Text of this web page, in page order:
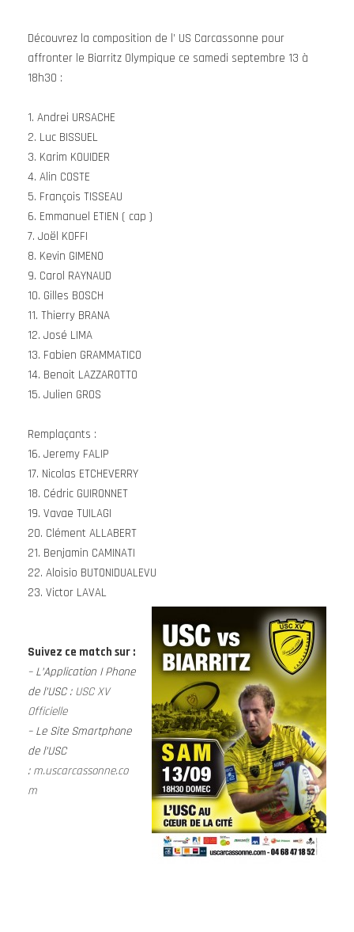
Découvrez la composition de l’ US Carcassonne pour
affronter le Biarritz Olympique ce samedi septembre 13 à
18h30 :
1. Andrei URSACHE
2. Luc BISSUEL
3. Karim KOUIDER
4. Alin COSTE
5. François TISSEAU
6. Emmanuel ETIEN ( cap )
7. Joël KOFFI
8. Kevin GIMENO
9. Carol RAYNAUD
10. Gilles BOSCH
11. Thierry BRANA
12. José LIMA
13. Fabien GRAMMATICO
14. Benoit LAZZAROTTO
15. Julien GROS
Remplaçants :
16. Jeremy FALIP
17. Nicolas ETCHEVERRY
18. Cédric GUIRONNET
19. Vavae TUILAGI
20. Clément ALLABERT
21. Benjamin CAMINATI
22. Aloisio BUTONIDUALEVU
23. Victor LAVAL
Suivez ce match sur :
– L’Application I Phone
de l’USC : USC XV
Officielle
– Le Site Smartphone
de l’USC
: m.uscarcassonne.co
m